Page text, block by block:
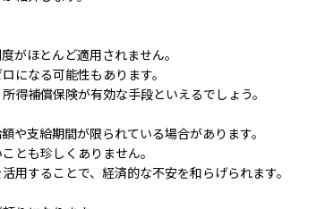
がほとんど適用されません。
になる可能性もあります。
得補償保険が有効な手段といえるでしょう。
や支給期間が限られている場合があります。
とも珍しくありません。
用することで、経済的な不安を和らげられます。